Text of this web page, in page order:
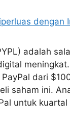
adalah
dari
saham ini.
untuk